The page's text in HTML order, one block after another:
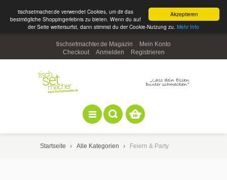
Akzeptieren
tischsetmacher.de verwendet Cookies, um dir das
bestmögliche Shoppingerlebnis zu bieten. Wenn du auf
der Seite weitersurfst, dann stimmst du der Cookie-Nutzung zu. Mehr Info
tischsetmachter.de Magazin
Mein Konto
Checkout
Anmelden Registrieren
Startseite Alle Kategorien Feiern & Party